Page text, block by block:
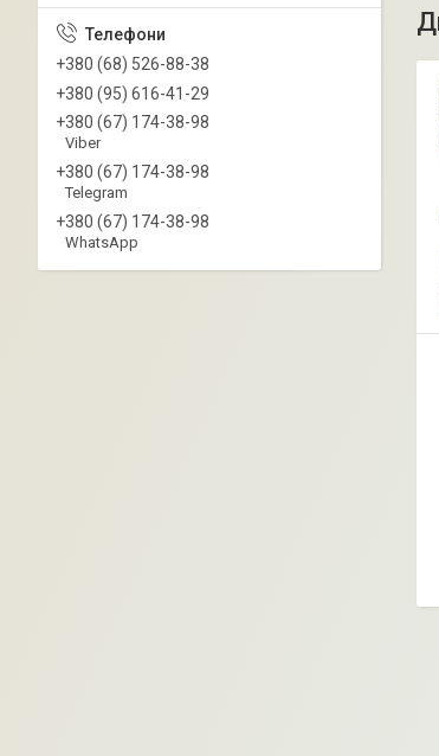
+380 (68) 526-88-38
+380 (95) 616-41-29
+380 (67) 174-38-98
Viber
+380 (67) 174-38-98
Telegram
+380 (67) 174-38-98
WhatsApp